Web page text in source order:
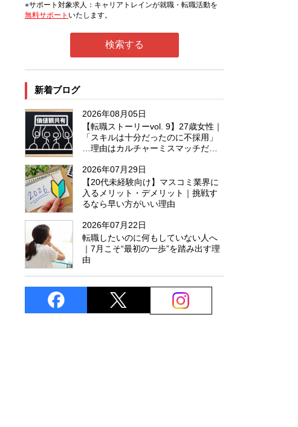
●サポート対象求人：キャリアトレインが就職・転職活動を
無料サポート いたします。
新着ブログ
2026年08月05日
【転職ストーリーvol. 9】27歳女性｜
「スキルは十分だったのに不採用」
…理由はカルチャーミスマッチだっ
2026年07月29日
【20代未経験向け】マスコミ業界に
入るメリット・デメリット｜挑戦す
るなら早い方がいい理由
2026年07月22日
転職したいのに何もしていない人へ
｜7月こそ“最初の一歩”を踏み出す理
由